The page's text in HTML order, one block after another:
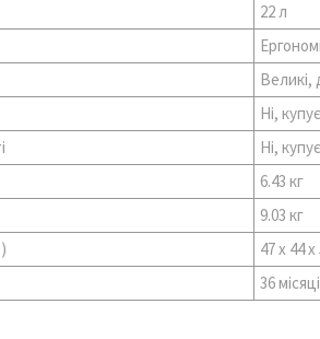
22 л
Великі,
Ні,
Ні,
6.43 кг
9.03 кг
47 x 44
36